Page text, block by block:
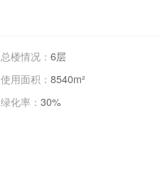
总楼情况： 6层
使用面积： 8540m²
绿化率： 30%